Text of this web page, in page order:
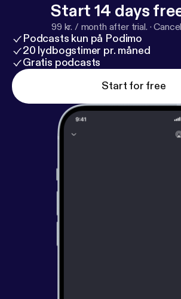
Start 14 days
99 kr. / month after trial. ·
Podcasts kun på Podimo
20 lydbogstimer pr. måned
Gratis podcasts
Start for free